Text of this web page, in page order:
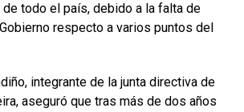
de todo el país, debido a la falta de
respecto a varios puntos del
integrante de la junta directiva de
aseguró que tras más de dos años